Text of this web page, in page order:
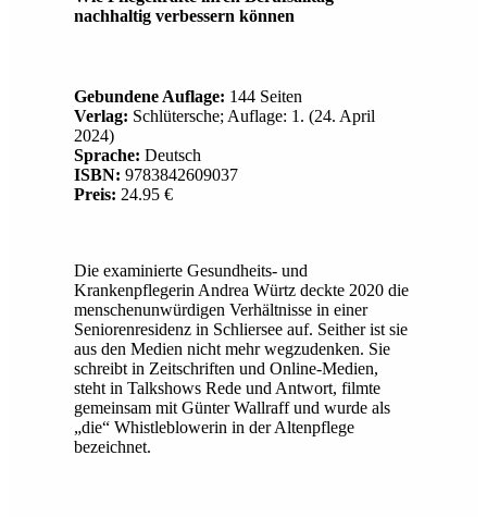
nachhaltig verbessern können
Gebundene Auflage: 144 Seiten
Verlag: Schlütersche; Auflage: 1. (24. April
2024)
Sprache: Deutsch
ISBN: 9783842609037
Preis: 24.95 €
Die examinierte Gesundheits- und
Krankenpflegerin Andrea Würtz deckte 2020 die
menschenunwürdigen Verhältnisse in einer
Seniorenresidenz in Schliersee auf. Seither ist sie
aus den Medien nicht mehr wegzudenken. Sie
schreibt in Zeitschriften und Online-Medien,
steht in Talkshows Rede und Antwort, filmte
gemeinsam mit Günter Wallraff und wurde als
„die“ Whistleblowerin in der Altenpflege
bezeichnet.